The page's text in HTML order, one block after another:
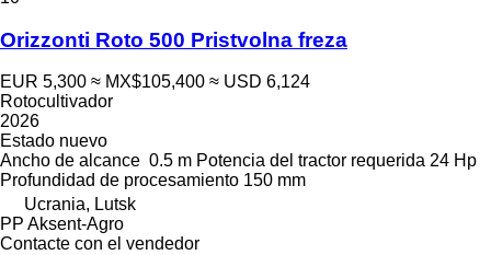
Orizzonti Roto 500 Pristvolna freza
EUR 5,300 ≈ MX$105,400 ≈ USD 6,124
Rotocultivador
2026
Estado nuevo
Ancho de alcance 0.5 m Potencia del tractor requerida 24 Hp
Profundidad de procesamiento 150 mm
Ucrania, Lutsk
PP Aksent-Agro
Contacte con el vendedor